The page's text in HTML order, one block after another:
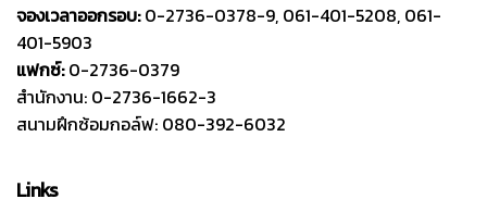
จองเวลาออกรอบ:0-2736-0378-9, 061-401-5208, 061-
401-5903
แฟกซ์:0-2736-0379
สำนักงาน: 0-2736-1662-3
สนามฝึกซ้อมกอล์ฟ: 080-392-6032
Links